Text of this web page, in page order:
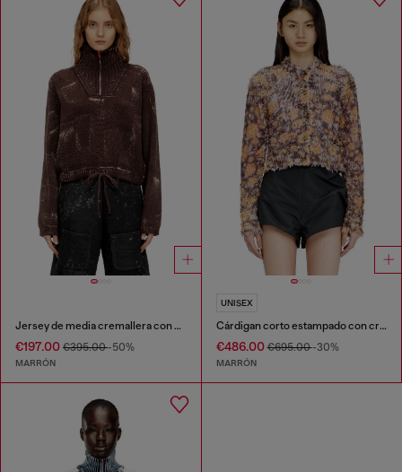
Jersey de media cremallera con efecto desgastado
€197.00 €395.00-50%
MARRÓN
UNISEX
Cárdigan corto estampado con cristales
€486.00€695.00-30%
MARRÓN